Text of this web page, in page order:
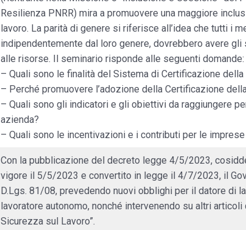
Resilienza PNRR) mira a promuovere una maggiore
lavoro. La parità di genere si riferisce all’idea che tutti i
indipendentemente dal loro genere, dovrebbero avere
alle risorse. Il seminario risponde alle seguenti domande:
– Quali sono le finalità del Sistema di Certificazione della
– Perché promuovere l’adozione della Certificazione
– Quali sono gli indicatori e gli obiettivi da raggiungere
azienda?
– Quali sono le incentivazioni e i contributi per le
Con la pubblicazione del decreto legge 4/5/2023,
vigore il 5/5/2023 e convertito in legge il 4/7/2023, il
D.Lgs. 81/08, prevedendo nuovi obblighi per il datore di
lavoratore autonomo, nonché intervenendo su altri
Sicurezza sul Lavoro”.